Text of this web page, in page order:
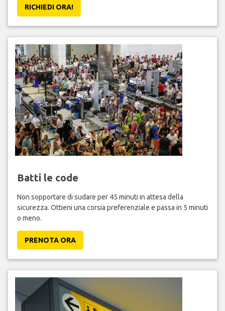
RICHIEDI ORA!
Batti le code
Non sopportare di sudare per 45 minuti in attesa della
sicurezza. Ottieni una corsia preferenziale e passa in 5 minuti
o meno.
PRENOTA ORA